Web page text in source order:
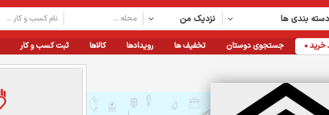
نزدیک من بندی ها
ثبت کسب و کار کالاها رویدادها تخفیف ها جستجوی دوستان خرید0